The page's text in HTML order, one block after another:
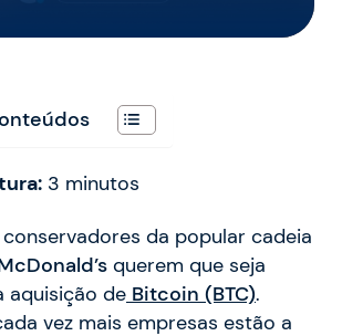
3 minutos
da popular cadeia
querem que seja
aquisição de Bitcoin (BTC).
vez mais empresas estão a